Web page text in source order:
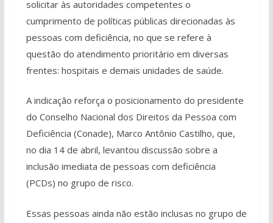
solicitar às autoridades competentes o
cumprimento de políticas públicas direcionadas às
pessoas com deficiência, no que se refere à
questão do atendimento prioritário em diversas
frentes: hospitais e demais unidades de saúde.
A indicação reforça o posicionamento do presidente
do Conselho Nacional dos Direitos da Pessoa com
Deficiência (Conade), Marco Antônio Castilho, que,
no dia 14 de abril, levantou discussão sobre a
inclusão imediata de pessoas com deficiência
(PCDs) no grupo de risco.
Essas pessoas ainda não estão inclusas no grupo de